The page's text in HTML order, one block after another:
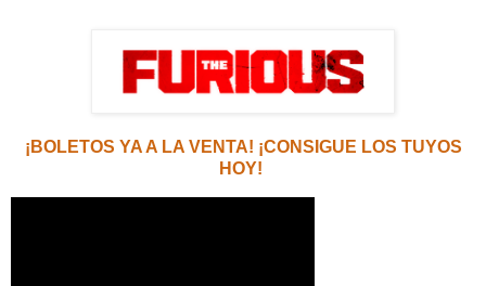
¡BOLETOS YA A LA VENTA! ¡CONSIGUE LOS TUYOS
HOY!